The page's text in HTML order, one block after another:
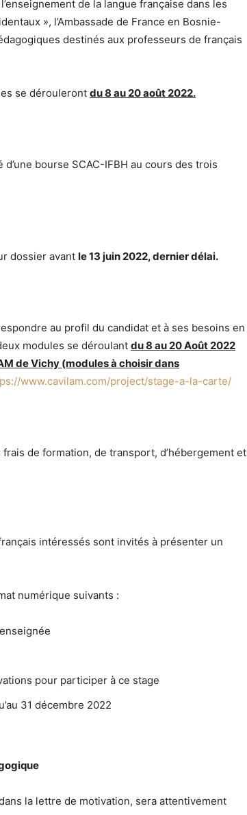
de la langue française dans les
», l’Ambassade de France en Bosnie-
destinés aux professeurs de français
se dérouleront du 8 au 20 août 2022.
bourse SCAC-IFBH au cours des trois
dossier avant le 13 juin 2022, dernier délai.
au profil du candidat et à ses besoins en
modules se déroulant du 8 au 20 Août 2022
de Vichy (modules à choisir dans
www.cavilam.com/project/stage-a-la-carte/
frais de formation, de transport, d’hébergement et
intéressés sont invités à présenter un
numérique suivants :
pour participer à ce stage
31 décembre 2022
la lettre de motivation, sera attentivement